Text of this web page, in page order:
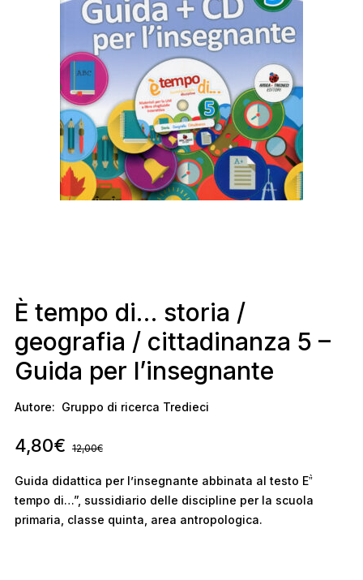
È tempo di… storia /
geografia / cittadinanza 5 –
Guida per l’insegnante
Autore: Gruppo di ricerca Tredieci
4,80€ 12,00€
Guida didattica per l’insegnante abbinata al testo E”̀
tempo di…”, sussidiario delle discipline per la scuola
primaria, classe quinta, area antropologica.